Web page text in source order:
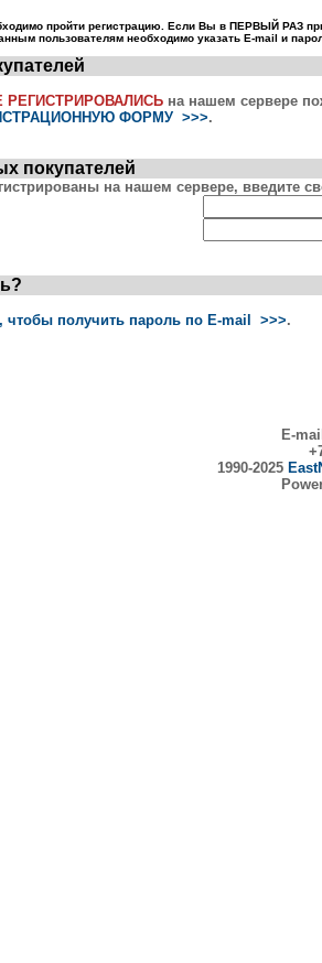
пройти регистрацию. Если Вы в ПЕРВЫЙ РАЗ
пользователям необходимо указать E-mail и
на нашем сервере
ФОРМУ >>>.
покупателей
на нашем сервере, введите
получить пароль по E-mail >>>.
E-
1990-2025